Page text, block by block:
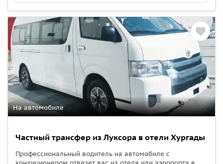
На автомобиле
Частный трансфер из Луксора в отели Хургады
Профессиональный водитель на автомобиле с